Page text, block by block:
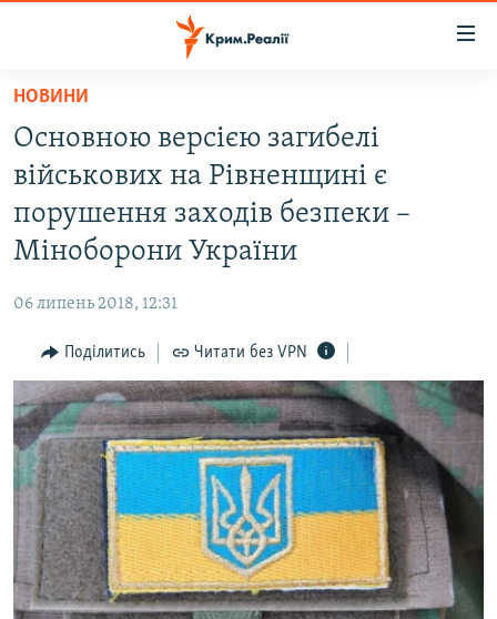
Перейти
основного
матеріалу
до
основної
Перейти
пошуку
ПОЛІТИКА
ІНТЕРВ'Ю
ВСЕ ЗА ДЕНЬ
СПЕЦПРОЕКТИ
ДЕПОРТАЦІЯ
ВІДЕОУРОКИ «ELIFBE»
СВІДЧЕННЯ ОКУПАЦІЇ
УКРАЇНСЬКА ПРОБЛЕМА КРИМУ
ЯК ОБІЙТИ БЛОКУВАННЯ
Русский
Qırımtatar
НОВИНИ
Основною версією загибелі
військових на Рівненщині є
порушення заходів безпеки –
Міноборони України
06 липень 2018, 12:31
Поділитись Читати без VPN